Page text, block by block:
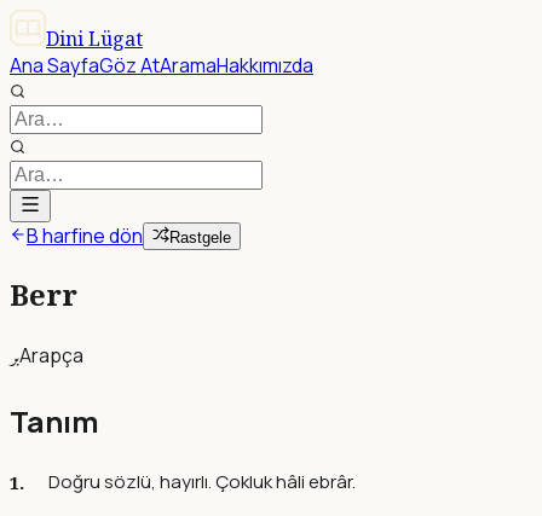
Dini Lügat
Ana SayfaGöz AtAramaHakkımızda
B harfine dön Rastgele
Berr
برArapça
Tanım
Doğru sözlü, hayırlı. Çokluk hâli ebrâr.